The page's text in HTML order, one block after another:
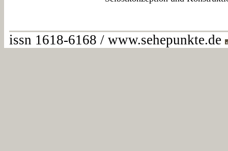
issn 1618-6168 / www.sehepunkte.de